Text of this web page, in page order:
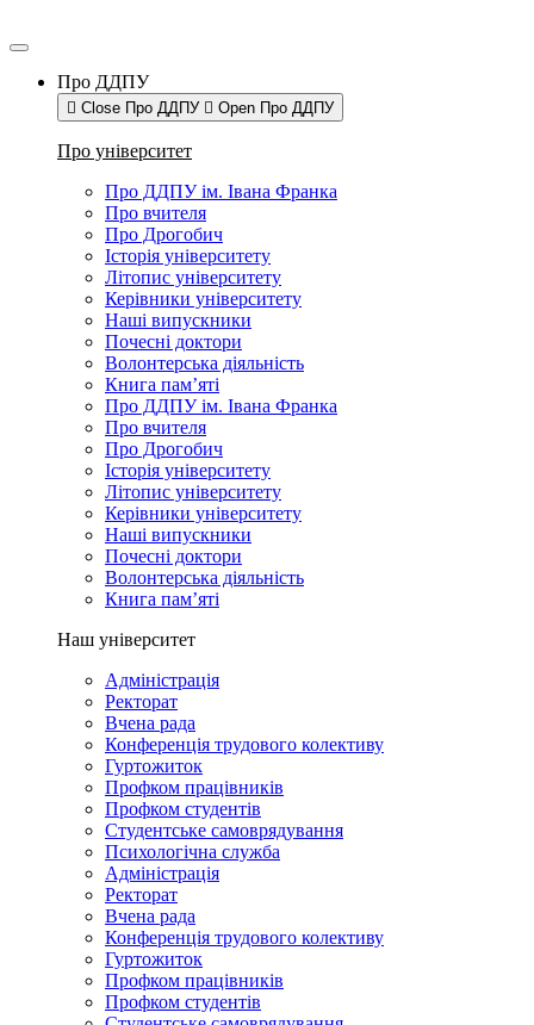
Про ДДПУ
Close Про ДДПУ Open Про ДДПУ
Про університет
Про ДДПУ ім. Івана Франка
Про вчителя
Про Дрогобич
Історія університету
Літопис університету
Керівники університету
Наші випускники
Почесні доктори
Волонтерська діяльність
Книга пам’яті
Про ДДПУ ім. Івана Франка
Про вчителя
Про Дрогобич
Історія університету
Літопис університету
Керівники університету
Наші випускники
Почесні доктори
Волонтерська діяльність
Книга пам’яті
Наш університет
Адміністрація
Ректорат
Вчена рада
Конференція трудового колективу
Гуртожиток
Профком працівників
Профком студентів
Студентське самоврядування
Психологічна служба
Адміністрація
Ректорат
Вчена рада
Конференція трудового колективу
Гуртожиток
Профком працівників
Профком студентів